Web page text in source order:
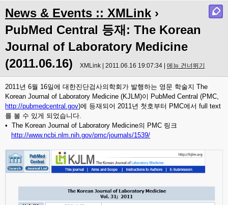
News & Events :: XMLink ›
PubMed Central 등재: The Korean
Journal of Laboratory Medicine
(2011.06.16)
XMLink | 2011.06.16 19:07:34 | 메뉴 건너뛰기
2011년 6월 16일에 대한진단검사의학회가 발행하는 영문 학술지 The
Korean Journal of Laboratory Medicine (KJLM)이 PubMed Central (PMC,
http://pubmedcentral.gov)에 등재되어 2011년 첫호부터 PMC에서 full text
를 볼 수 있게 되었습니다.
• The Korean Journal of Laboratory Medicine의 PMC 링크
http://www.ncbi.nlm.nih.gov/pmc/journals/1539/